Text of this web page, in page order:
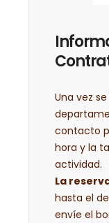
Una vez
contacto
hora y la
actividad.
La
hasta el
envíe el